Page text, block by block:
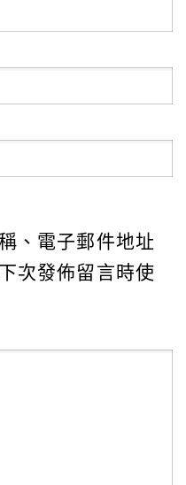
、電子郵件地址
次發佈留言時使